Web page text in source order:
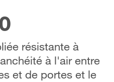
résistante à
à l'air entre
et de portes et le